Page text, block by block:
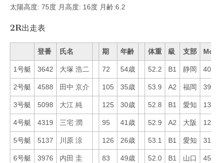
太陽高度: 75度 月高度: 16度 月齢:6.2
2R出走表
登番 氏名 期 年齢 体重 級 支部 Mo
1号艇 3642 大塚 浩二 72 54歳 52.2 B1 静岡 40
2号艇 4588 田中 京介 105 35歳 53.9 A2 福岡 39
3号艇 5098 大江 純 125 30歳 52.8 B1 愛知 13
4号艇 4319 三宅 潤 95 41歳 52.9 A2 大阪 12
5号艇 5137 川原 涼 126 26歳 53.1 B1 愛知 31
6号艇 3976 内田 圭 83 49歳 52.0 B1 山口 45